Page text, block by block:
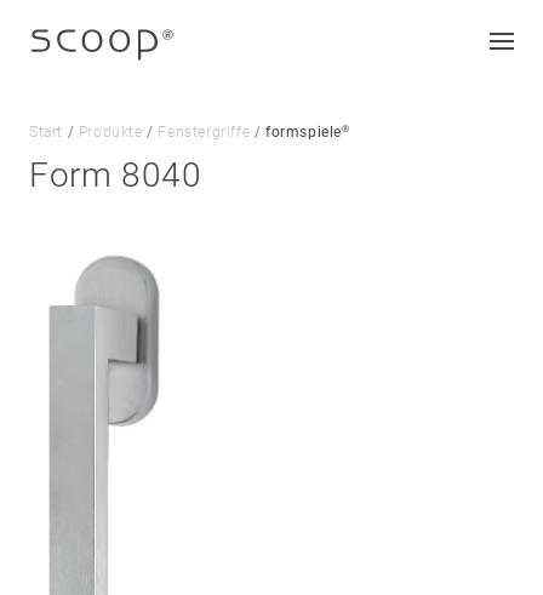
Jobs & Karriere
Kontakt
Downloads
Impressum
Datenschutz
Start / Produkte / Fenstergriffe /formspiele®
Form 8040